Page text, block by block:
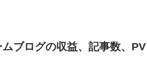
ブログの収益、記事数、PV